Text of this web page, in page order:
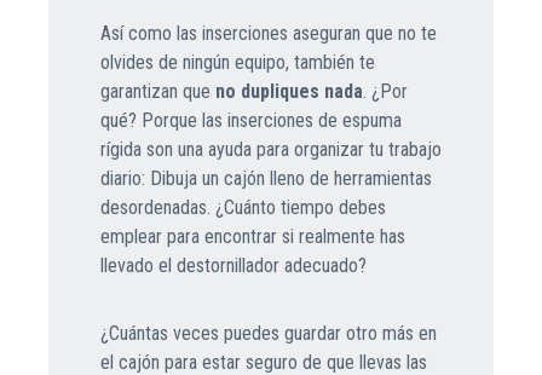
Así como las inserciones aseguran que no te
olvides de ningún equipo, también te
garantizan que no dupliques nada. ¿Por
qué? Porque las inserciones de espuma
rígida son una ayuda para organizar tu trabajo
diario: Dibuja un cajón lleno de herramientas
desordenadas. ¿Cuánto tiempo debes
emplear para encontrar si realmente has
llevado el destornillador adecuado?
¿Cuántas veces puedes guardar otro más en
el cajón para estar seguro de que llevas las